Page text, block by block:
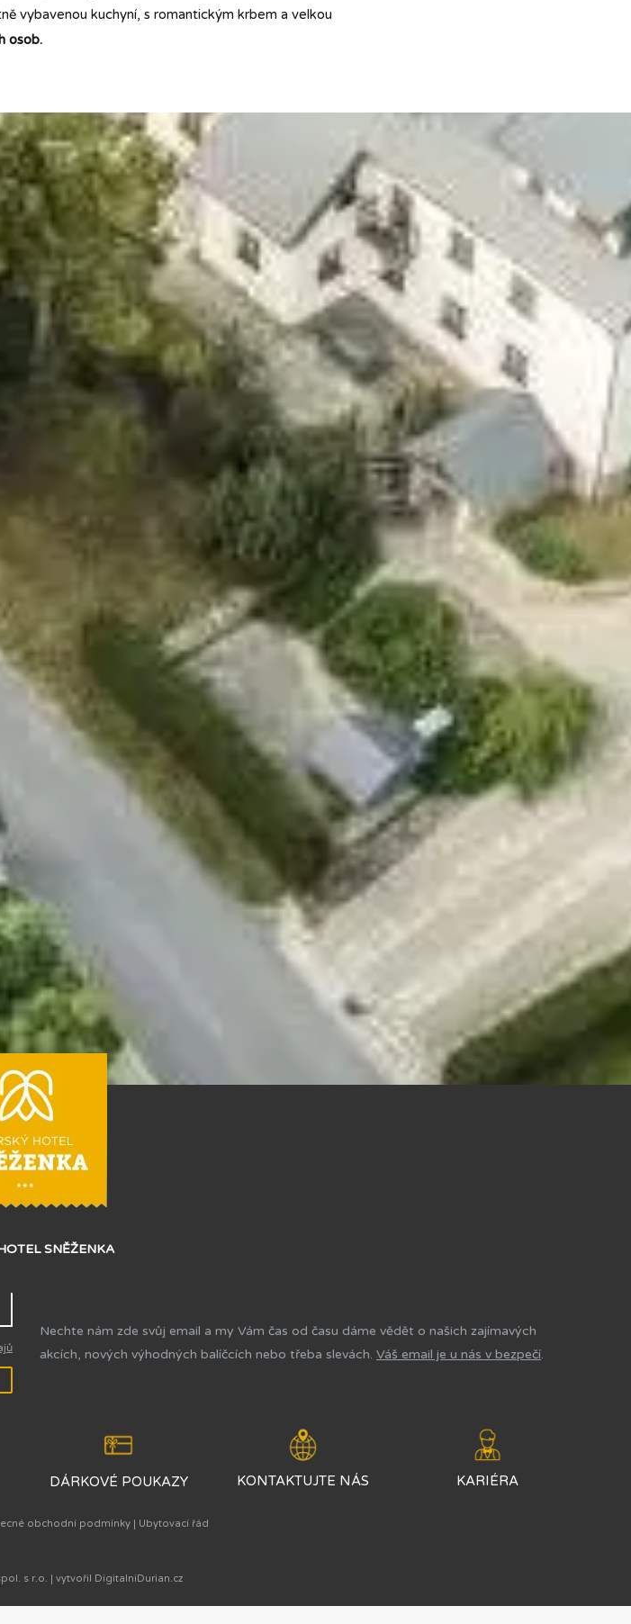
vybavenou kuchyní, s romantickým krbem a velkou
osob.
SNĚŽENKA
Nechte nám zde svůj email a my Vám čas od času dáme vědět o našich zajímavých
akcích, nových výhodných balíčcích nebo třeba slevách. Váš email je u nás v bezpečí.
DÁRKOVÉ POUKAZY KONTAKTUJTE NÁS KARIÉRA
obchodní podmínky| Ubytovací řád
s r.o. | vytvořil DigitalniDurian.cz